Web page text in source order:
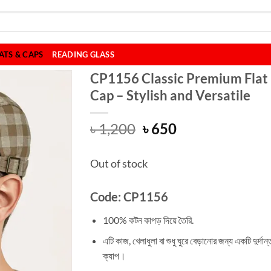
& CAPS READING GLASS
CP1156 Classic Premium Flat
Cap – Stylish and Versatile
৳1,200 Original
was:
৳ 1,200.
৳650Current
Out of stock
Code: CP1156
100% কটন কাপড় দিয়ে তৈরি.
এটি কাজ, খেলাধুলা বা শুধু ঘুরে বেড়ানোর জন্য একটি
ক্যাপ।